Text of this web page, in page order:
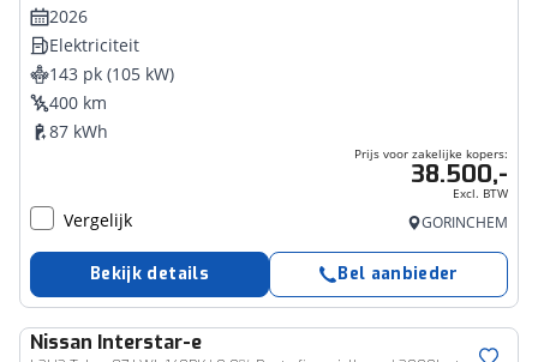
2026
Elektriciteit
143 pk (105 kW)
400 km
87 kWh
Prijs voor zakelijke kopers:
38.500,-
Excl. BTW
Vergelijk GORINCHEM
Bekijk details Bel aanbieder
Nissan Interstar-e
Bedrijfswagen